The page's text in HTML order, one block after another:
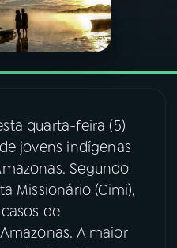
quarta-feira (5)
jovens indígenas
Segundo
Missionário (Cimi),
de
A maior